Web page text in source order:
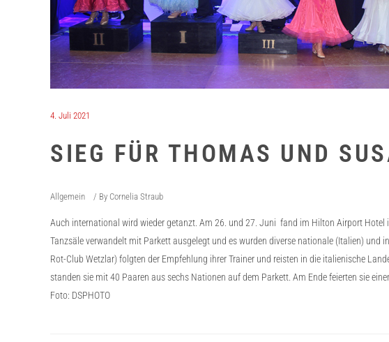
4. Juli 2021
SIEG FÜR THOMAS UND
Allgemein By Cornelia Straub
Auch international wird wieder getanzt. Am 26. und 27. Juni fand im Hilton Airport Hotel
Tanzsäle verwandelt mit Parkett ausgelegt und es wurden diverse nationale (Italien)
Rot-Club Wetzlar) folgten der Empfehlung ihrer Trainer und reisten in die italienische
standen sie mit 40 Paaren aus sechs Nationen auf dem Parkett. Am Ende feierten sie
Foto: DSPHOTO